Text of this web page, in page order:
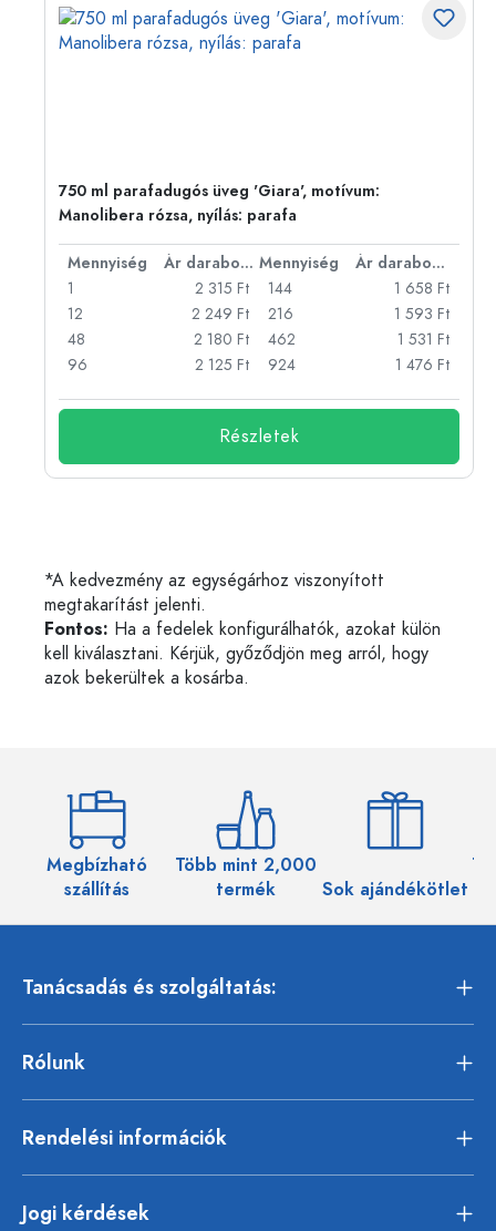
750 ml parafadugós üveg 'Giara', motívum:
Manolibera rózsa, nyílás: parafa
Mennyiség Ár darabonként Mennyiség
Ár darabonként
1
2 315 Ft
12
2 249 Ft
48
2 180 Ft
96
2 125 Ft
144
1 658 Ft
216
1 593 Ft
462
1 531 Ft
924
1 476 Ft
Részletek
*A kedvezmény az egységárhoz viszonyított
megtakarítást jelenti.
Fontos: Ha a fedelek konfigurálhatók, azokat külön
kell kiválasztani. Kérjük, győződjön meg arról, hogy
azok bekerültek a kosárba.
Megbízható
szállítás
Több mint 2,000
termék
Sok ajándékötlet
Tanácsadás és szolgáltatás:
Rólunk
Rendelési információk
Jogi kérdések